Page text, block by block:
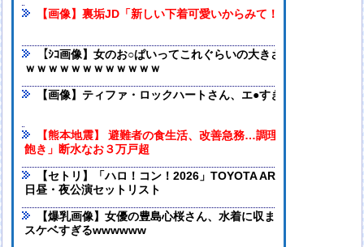
【画像】裏垢JD「新しい下着可愛いからみて！」www
【ｼｺ画像】女のお○ぱいってこれぐらいの大きさが一番エ口いよ
ｗｗｗｗｗｗｗｗｗｗｗｗ
【画像】ティファ・ロックハートさん、エ●すぎるｗｗｗ
【熊本地震】 避難者の食生活、改善急務…調理できず「パン飽
飽き」断水なお３万戸超
【セトリ】「ハロ！コン！2026」TOYOTA ARENA TOKYO 8
日昼・夜公演セットリスト
【爆乳画像】女優の豊島心桜さん、水着に収まらないハミパイ
スケベすぎるwwwwww